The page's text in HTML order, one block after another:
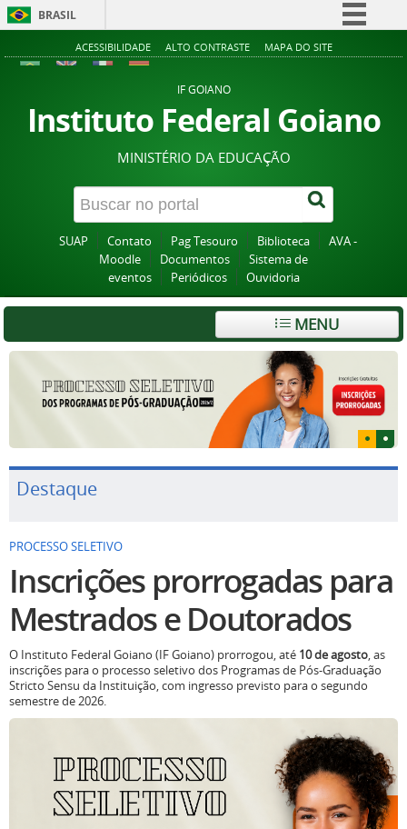
BRASIL
Simplifique!
Acesso à informação
Legislação
Canais
ACESSIBILIDADE ALTO CONTRASTE MAPA DO SITE
IF GOIANO
Instituto Federal Goiano
MINISTÉRIO DA EDUCAÇÃO
SUAP Contato Pag Tesouro Biblioteca
AVA -
Moodle
Documentos
Sistema de
eventos
Periódicos Ouvidoria
MENU
Destaque
PROCESSO SELETIVO
Inscrições prorrogadas para
Mestrados e Doutorados
O Instituto Federal Goiano (IF Goiano) prorrogou, até 10 de agosto, as
inscrições para o processo seletivo dos Programas de Pós-Graduação
Stricto Sensu da Instituição, com ingresso previsto para o segundo
semestre de 2026.